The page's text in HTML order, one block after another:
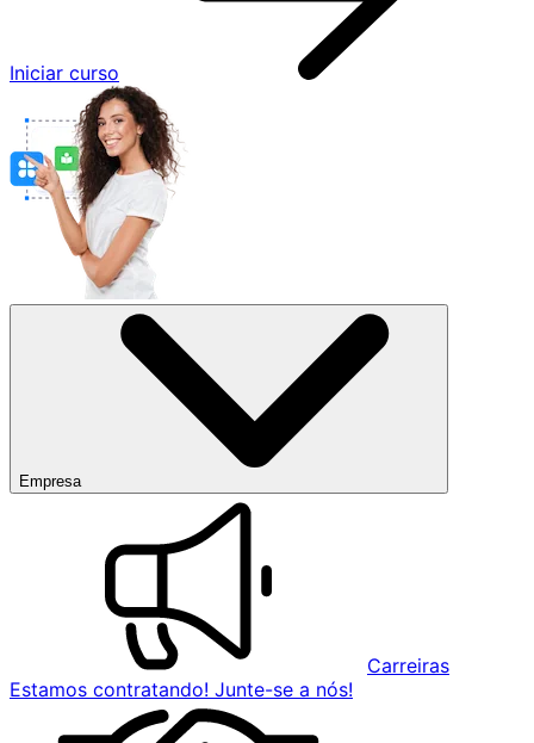
Iniciar curso
Empresa
Carreiras
Estamos contratando! Junte-se a nós!